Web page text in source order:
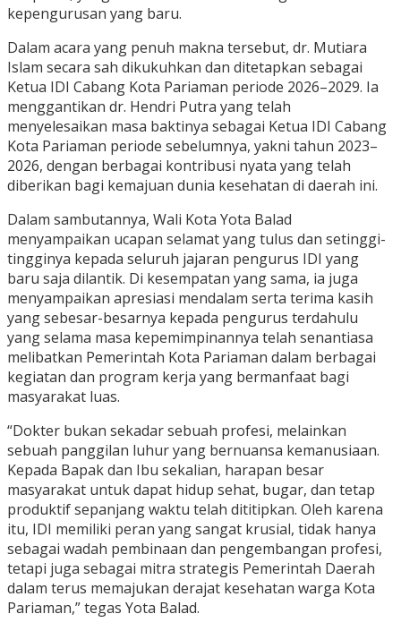
kepengurusan yang baru.
Dalam acara yang penuh makna tersebut, dr. Mutiara
Islam secara sah dikukuhkan dan ditetapkan sebagai
Ketua IDI Cabang Kota Pariaman periode 2026–2029. Ia
menggantikan dr. Hendri Putra yang telah
menyelesaikan masa baktinya sebagai Ketua IDI Cabang
Kota Pariaman periode sebelumnya, yakni tahun 2023–
2026, dengan berbagai kontribusi nyata yang telah
diberikan bagi kemajuan dunia kesehatan di daerah ini.
Dalam sambutannya, Wali Kota Yota Balad
menyampaikan ucapan selamat yang tulus dan setinggi-
tingginya kepada seluruh jajaran pengurus IDI yang
baru saja dilantik. Di kesempatan yang sama, ia juga
menyampaikan apresiasi mendalam serta terima kasih
yang sebesar-besarnya kepada pengurus terdahulu
yang selama masa kepemimpinannya telah senantiasa
melibatkan Pemerintah Kota Pariaman dalam berbagai
kegiatan dan program kerja yang bermanfaat bagi
masyarakat luas.
“Dokter bukan sekadar sebuah profesi, melainkan
sebuah panggilan luhur yang bernuansa kemanusiaan.
Kepada Bapak dan Ibu sekalian, harapan besar
masyarakat untuk dapat hidup sehat, bugar, dan tetap
produktif sepanjang waktu telah dititipkan. Oleh karena
itu, IDI memiliki peran yang sangat krusial, tidak hanya
sebagai wadah pembinaan dan pengembangan profesi,
tetapi juga sebagai mitra strategis Pemerintah Daerah
dalam terus memajukan derajat kesehatan warga Kota
Pariaman,” tegas Yota Balad.